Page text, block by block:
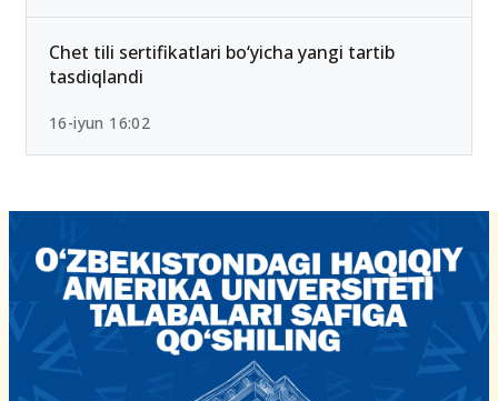
Chet tili sertifikatlari bo‘yicha yangi tartib
tasdiqlandi
16-iyun 16:02